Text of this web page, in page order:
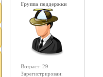
Группа поддержки
Возраст: 29
Зарегистрирован: